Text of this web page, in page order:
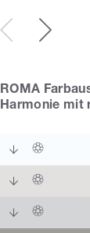
ROMA
Harmonie mit